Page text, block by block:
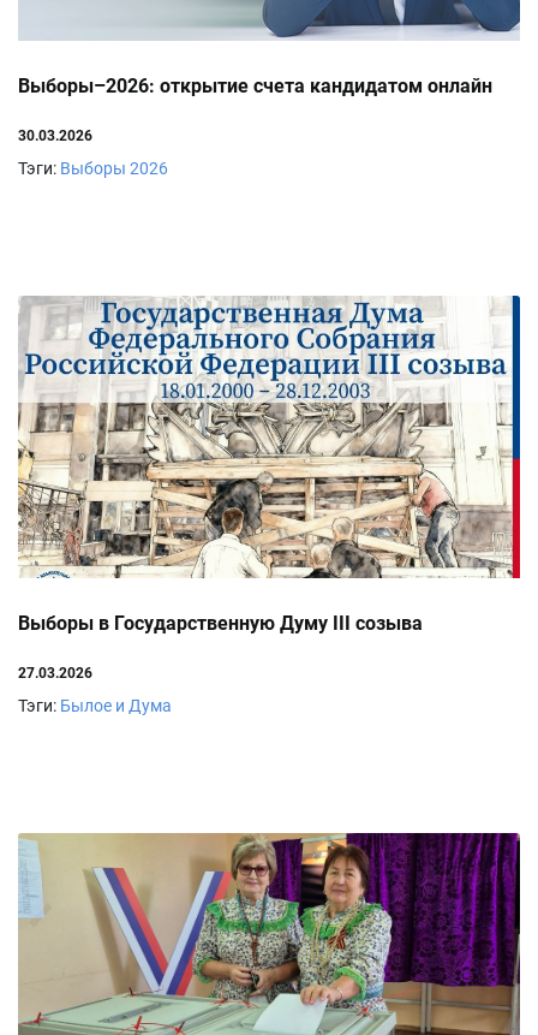
Выборы–2026: открытие счета кандидатом онлайн
30.03.2026
Тэги: Выборы 2026
Выборы в Государственную Думу III созыва
27.03.2026
Тэги: Былое и Дума